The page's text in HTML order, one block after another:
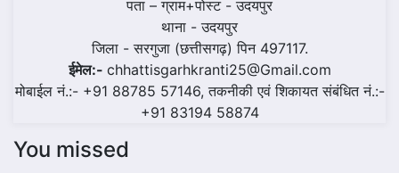
पता – ग्राम+पोस्ट - उदयपुर
थाना - उदयपुर
जिला - सरगुजा (छत्तीसगढ़) पिन 497117.
ईमेल:- chhattisgarhkranti25@Gmail.com
मोबाईल नं.:- +91 88785 57146, तकनीकी एवं शिकायत संबंधित नं.:-
+91 83194 58874
You missed